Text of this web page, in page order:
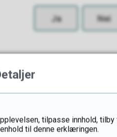
Ja Nei
tilpasse innhold,
til denne erklæringen.